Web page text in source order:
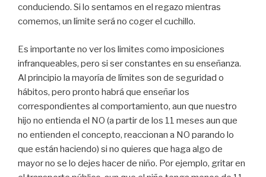
conduciendo. Si lo sentamos en el regazo mientras
comemos, un límite será no coger el cuchillo.
Es importante no ver los limites como imposiciones
infranqueables, pero si ser constantes en su enseñanza.
Al principio la mayoría de límites son de seguridad o
hábitos, pero pronto habrá que enseñar los
correspondientes al comportamiento, aun que nuestro
hijo no entienda el NO (a partir de los 11 meses aun que
no entienden el concepto, reaccionan a NO parando lo
que están haciendo) si no quieres que haga algo de
mayor no se lo dejes hacer de niño. Por ejemplo, gritar en